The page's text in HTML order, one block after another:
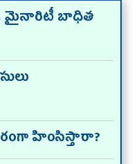
మైనారిటీ బాధిత
హింసిస్తారా?